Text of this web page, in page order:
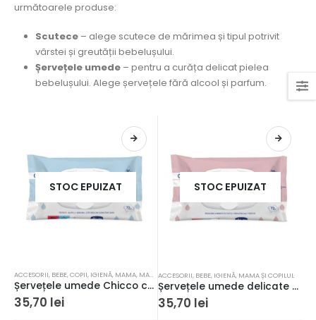
următoarele produse:
Scutece– alege scutece de mărimea și tipul potrivit
vârstei și greutății bebelușului.
Șervețele umede– pentru a curăța delicat pielea
bebelușului. Alege șervețele fără alcool și parfum.
STOC EPUIZAT
ACCESORII, BEBE,COPII, IGIENĂ, MAMA, MAMA ȘI COPILUL
Șervețele umede Chicco cu 97% apă, fără alcool și săpun, 0 luni+, 72buc
35,70 lei
STOC EPUIZAT
ACCESORII, BEBE, IGIENĂ, MAMA ȘI COPILUL
Șervețele umede delicate Chicco cu clapetă, fără alcool, fără săpun, 72 buc, 0 luni+
35,70 lei